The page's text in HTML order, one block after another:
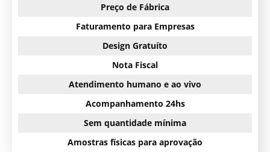
Preço de Fábrica
Faturamento para Empresas
Design Gratuíto
Nota Fiscal
Atendimento humano e ao vivo
Acompanhamento 24hs
Sem quantidade mínima
Amostras físicas para aprovação